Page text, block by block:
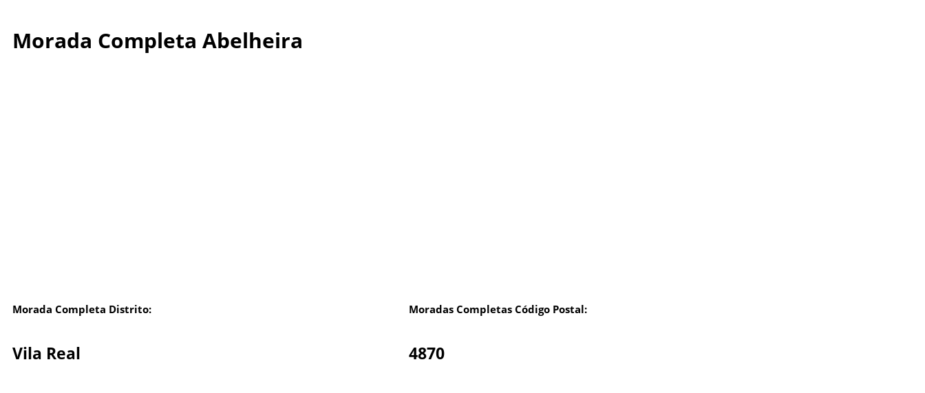
Morada Completa Abelheira
Morada Completa Distrito: Moradas Completas Código Postal:
Vila Real 4870